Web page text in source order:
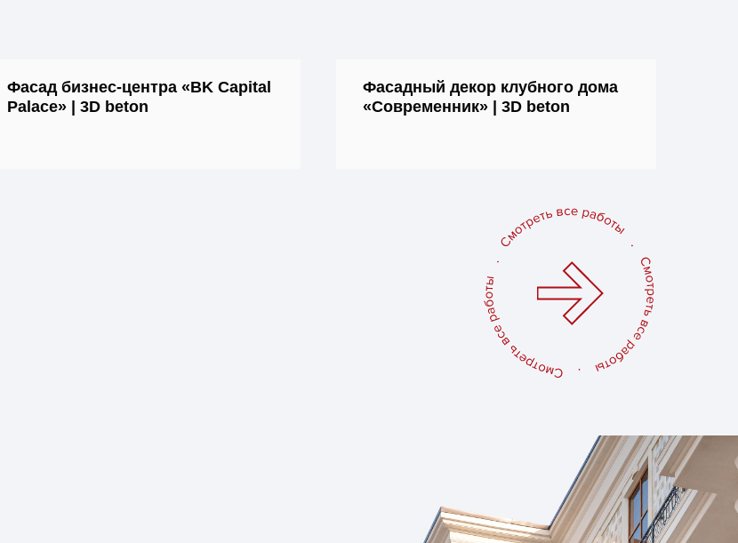
Фасад бизнес-центра «BK Capital
Palace» | 3D beton
Фасадный декор клубного дома
«Современник» | 3D beton